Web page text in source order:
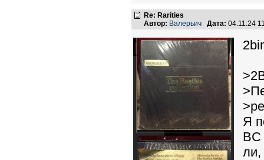
Re: Rarities
Автор: Валерьич Дата: 04.11.24
Я
ли,